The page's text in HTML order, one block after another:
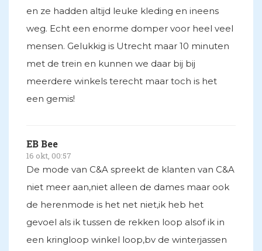
en ze hadden altijd leuke kleding en ineens
weg. Echt een enorme domper voor heel veel
mensen. Gelukkig is Utrecht maar 10 minuten
met de trein en kunnen we daar bij bij
meerdere winkels terecht maar toch is het
een gemis!
EB Bee
16 okt, 00:57
De mode van C&A spreekt de klanten van C&A
niet meer aan,niet alleen de dames maar ook
de herenmode is het net niet,ik heb het
gevoel als ik tussen de rekken loop alsof ik in
een kringloop winkel loop,bv de winterjassen